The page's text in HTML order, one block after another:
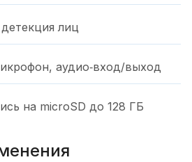
лиц
аудио‑вход/выход
на microSD до 128 ГБ